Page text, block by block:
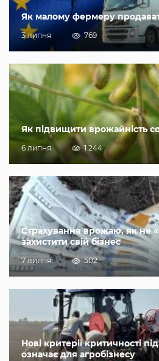
Як малому фермеру
3 липня 769
Як підвищити врожайність
6 липня 1 244
Страхування врожаю, як не
захистити свій бізнес
7 липня 502
Нові критерії критичності
означає для агробізнесу